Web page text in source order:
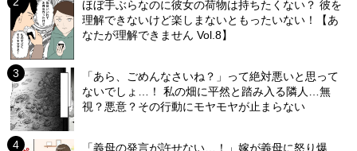
ほぼ手ぶらなのに彼女の荷物は持ちたくない？ 彼を
理解できないけど楽しまないともったいない！【あ
なたが理解できません Vol.8】
「あら、ごめんなさいね？」って絶対悪いと思って
ないでしょ…！ 私の畑に平然と踏み入る隣人…無
視？悪意？その行動にモヤモヤが止まらない
「義母の発言が許せない…！」嫁が義母に怒り爆